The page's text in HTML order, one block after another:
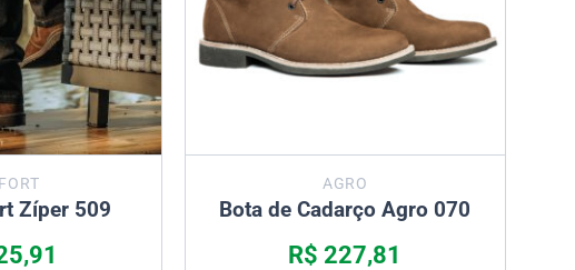
Zíper 509
AGRO
Bota de Cadarço Agro 070
R$ 227,81